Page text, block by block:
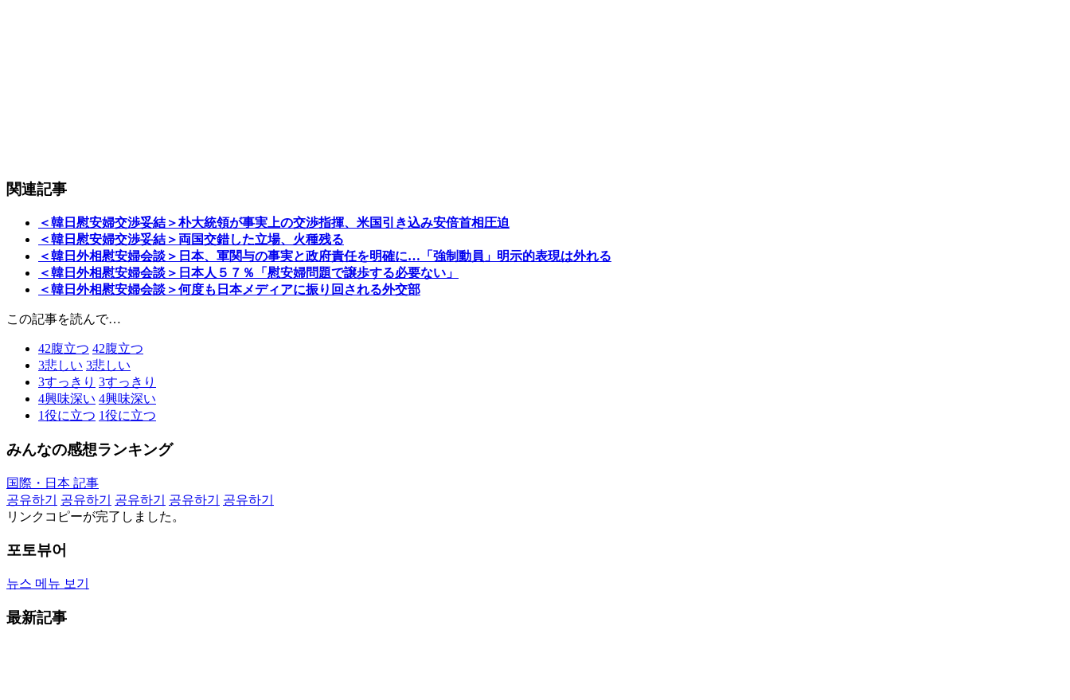
関連記事
＜韓日慰安婦交渉妥結＞朴大統領が事実上の交渉指揮、米国引き込み安倍首相圧迫
＜韓日慰安婦交渉妥結＞両国交錯した立場、火種残る
＜韓日外相慰安婦会談＞日本、軍関与の事実と政府責任を明確に…「強制動員」明示的表現は外れる
＜韓日外相慰安婦会談＞日本人５７％「慰安婦問題で譲歩する必要ない」
＜韓日外相慰安婦会談＞何度も日本メディアに振り回される外交部
この記事を読んで…
42腹立つ 42腹立つ
3悲しい 3悲しい
3すっきり 3すっきり
4興味深い 4興味深い
1役に立つ 1役に立つ
みんなの感想ランキング
国際・日本 記事
공유하기
공유하기 공유하기 공유하기
공유하기
リンクコピーが完了しました。
포토뷰어
뉴스 메뉴 보기
最新記事